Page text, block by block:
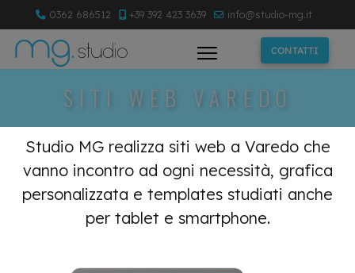
0362 686512 +39 392 423 3639 info@studio-mg.it
CONTATTI
SITI WEB VAREDO
Studio MG realizza siti web a Varedo che
vanno incontro ad ogni necessità, grafica
personalizzata e templates studiati anche
per tablet e smartphone.